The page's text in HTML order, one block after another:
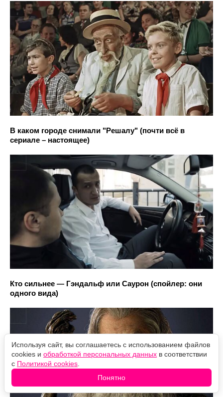
В каком городе снимали "Решалу" (почти всё в
сериале – настоящее)
Кто сильнее — Гэндальф или Саурон (спойлер: они
одного вида)
Используя сайт, вы соглашаетесь с использованием файлов
cookies и обработкой персональных данных в соответствии
с Политикой cookies
Понятно